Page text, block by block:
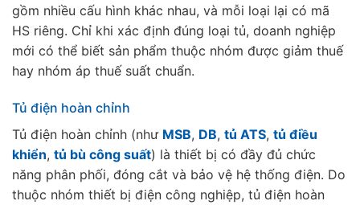
gồm nhiều cấu hình khác nhau, và mỗi loại lại có mã
HS riêng. Chỉ khi xác định đúng loại tủ, doanh nghiệp
mới có thể biết sản phẩm thuộc nhóm được giảm thuế
hay nhóm áp thuế suất chuẩn.
Tủ điện hoàn chỉnh
Tủ điện hoàn chỉnh (như MSB, DB, tủ ATS, tủ điều
khiển, tủ bù công suất) là thiết bị có đầy đủ chức
năng phân phối, đóng cắt và bảo vệ hệ thống điện. Do
thuộc nhóm thiết bị điện công nghiệp, tủ điện hoàn